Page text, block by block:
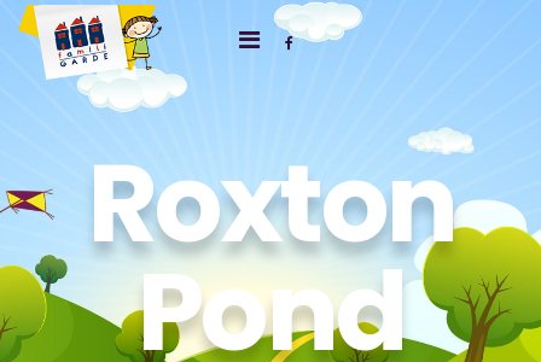
Roxton
Pond